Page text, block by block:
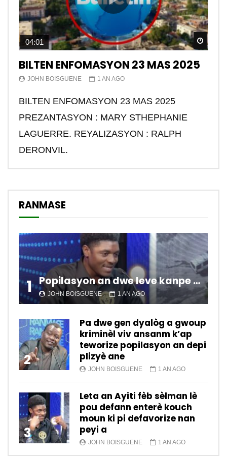
04:01
BILTEN ENFOMASYON 23 MAS 2025
JOHN BOISGUENE 1 AN AGO
BILTEN ENFOMASYON 23 MAS 2025
PREZANTASYON : MARY STHEPHANIE
LAGUERRE. REYALIZASYON : RALPH
DERONVIL.
RANMASE
1 Popilasyon an dwe leve kanpe pou chanje sitiyasyon kawotik l’ap viv nan peyi a.
JOHN BOISGUENE 1 AN AGO
2
Pa dwe gen dyalòg a gwoup
kriminèl viv ansanm k’ap
teworize popilasyon an depi
plizyè ane
JOHN BOISGUENE 1 AN AGO
3
Leta an Ayiti fèb sèlman lè
pou defann enterè kouch
moun ki pi defavorize nan
peyi a
JOHN BOISGUENE 1 AN AGO